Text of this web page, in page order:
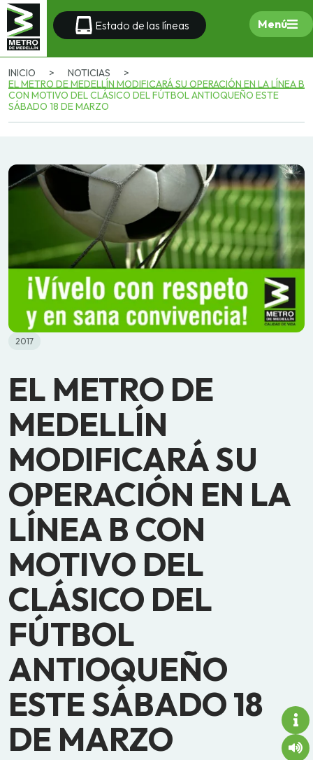
Estado de las líneas Menú
INICIO > NOTICIAS
>
EL METRO DE MEDELLÍN MODIFICARÁ SU OPERACIÓN EN LA LÍNEA B
CON MOTIVO DEL CLÁSICO DEL FÚTBOL ANTIOQUEÑO ESTE
SÁBADO 18 DE MARZO
2017
EL METRO DE
MEDELLÍN
MODIFICARÁ SU
OPERACIÓN EN LA
LÍNEA B CON
MOTIVO DEL
CLÁSICO DEL
FÚTBOL
ANTIOQUEÑO
ESTE SÁBADO 18
DE MARZO